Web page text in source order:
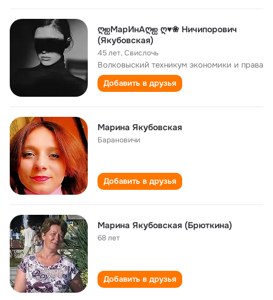
ღஐМарИнАღஐ ღ♥❀ Ничипорович
(Якубовская)
45 лет,Свислочь
Волковыский техникум экономики и права
Добавить в друзья
Марина Якубовская
Барановичи
Добавить в друзья
Марина Якубовская (Брюткина)
68 лет
Добавить в друзья